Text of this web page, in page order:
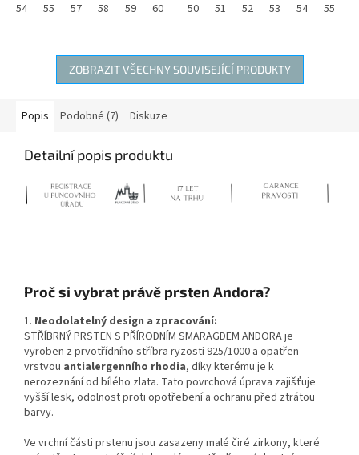
54
55 57 58 59 60
50
51 52 53 54 55
ZOBRAZIT VŠECHNY SOUVISEJÍCÍ PRODUKTY
Popis Podobné (7) Diskuze
Detailní popis produktu
Proč si vybrat právě prsten Andora?
1. Neodolatelný design a zpracování:
STŘÍBRNÝ PRSTEN S PŘÍRODNÍM SMARAGDEM ANDORA je
vyroben z prvotřídního stříbra ryzosti 925/1000 a opatřen
vrstvou antialergenního rhodia, díky kterému je k
nerozeznání od bílého zlata. Tato povrchová úprava zajišťuje
vyšší lesk, odolnost proti opotřebení a ochranu před ztrátou
barvy.
Ve vrchní části prstenu jsou zasazeny malé čiré zirkony, které